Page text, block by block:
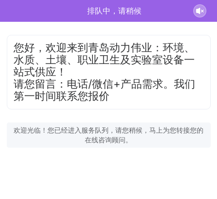
排队中，请稍候
您好，欢迎来到青岛动力伟业：环境、
水质、土壤、职业卫生及实验室设备一
站式供应！
请您留言：电话/微信+产品需求。我们
第一时间联系您报价
欢迎光临！您已经进入服务队列，请您稍候，马上为您转接您的
在线咨询顾问。